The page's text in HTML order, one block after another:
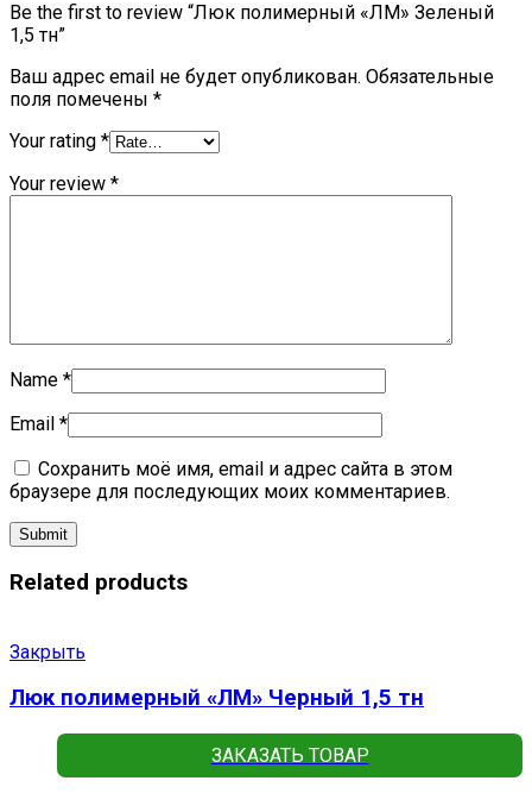
Be the first to review “Люк полимерный «ЛМ» Зеленый
1,5 тн”
Ваш адрес email не будет опубликован. Обязательные
поля помечены *
Your rating *
Your review *
Name *
Email *
Сохранить моё имя, email и адрес сайта в этом
браузере для последующих моих комментариев.
Related products
Закрыть
Люк полимерный «ЛМ» Черный 1,5 тн
ЗАКАЗАТЬ ТОВАР